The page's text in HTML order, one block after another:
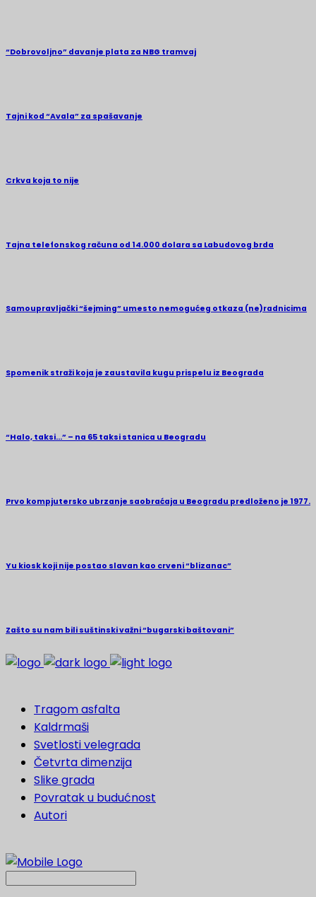
“Dobrovoljno” davanje plata za NBG tramvaj
Tajni kod “Avala” za spašavanje
Crkva koja to nije
Tajna telefonskog računa od 14.000 dolara sa Labudovog brda
Samoupravljački “šejming” umesto nemogućeg otkaza (ne)radnicima
Spomenik straži koja je zaustavila kugu prispelu iz Beograda
“Halo, taksi…” – na 65 taksi stanica u Beogradu
Prvo kompjutersko ubrzanje saobraćaja u Beogradu predloženo je 1977.
Yu kiosk koji nije postao slavan kao crveni “blizanac”
Zašto su nam bili suštinski važni “bugarski baštovani”
Tragom asfalta
Kaldrmaši
Svetlosti velegrada
Četvrta dimenzija
Slike grada
Povratak u budućnost
Autori